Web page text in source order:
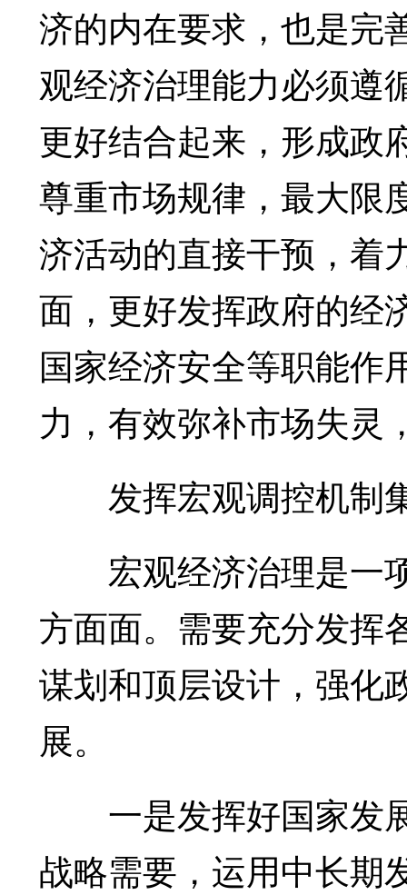
济的内在要求，也是完
观经济治理能力必须遵
更好结合起来，形成政
尊重市场规律，最大限
济活动的直接干预，着
面，更好发挥政府的经
国家经济安全等职能作
力，有效弥补市场失灵
发挥宏观调控机制
宏观经济治理是一
方面面。需要充分发挥
谋划和顶层设计，强化
展。
一是发挥好国家发
战略需要，运用中长期